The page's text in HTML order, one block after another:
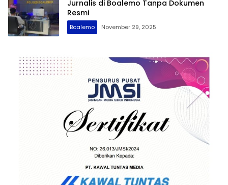
Jurnalis di Boalemo Tanpa Dokumen
Resmi
Boalemo November 29, 2025